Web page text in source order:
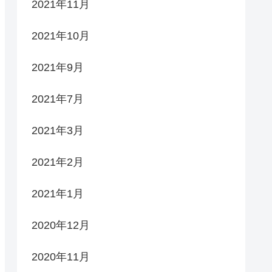
2021年11月
2021年10月
2021年9月
2021年7月
2021年3月
2021年2月
2021年1月
2020年12月
2020年11月